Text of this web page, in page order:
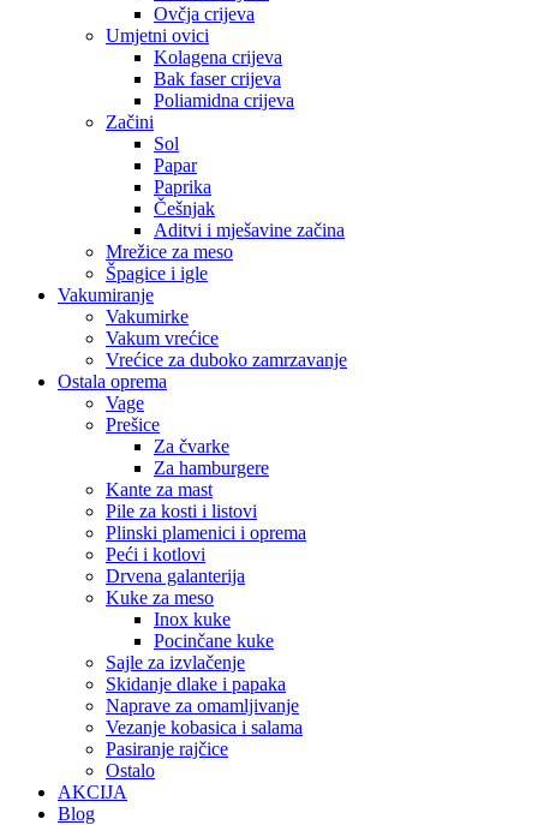
Ovčja crijeva
Umjetni ovici
Kolagena crijeva
Bak faser crijeva
Poliamidna crijeva
Začini
Sol
Papar
Paprika
Češnjak
Aditvi i mješavine začina
Mrežice za meso
Špagice i igle
Vakumiranje
Vakumirke
Vakum vrećice
Vrećice za duboko zamrzavanje
Ostala oprema
Vage
Prešice
Za čvarke
Za hamburgere
Kante za mast
Pile za kosti i listovi
Plinski plamenici i oprema
Peći i kotlovi
Drvena galanterija
Kuke za meso
Inox kuke
Pocinčane kuke
Sajle za izvlačenje
Skidanje dlake i papaka
Naprave za omamljivanje
Vezanje kobasica i salama
Pasiranje rajčice
Ostalo
AKCIJA
Blog